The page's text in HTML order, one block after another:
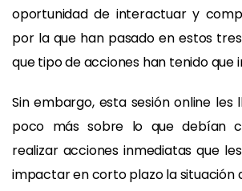
oportunidad de interactuar y
por la que han pasado en estos
que tipo de acciones han tenido que
Sin embargo, esta sesión online les
poco más sobre lo que debían
realizar acciones inmediatas que
impactar en corto plazo la situación